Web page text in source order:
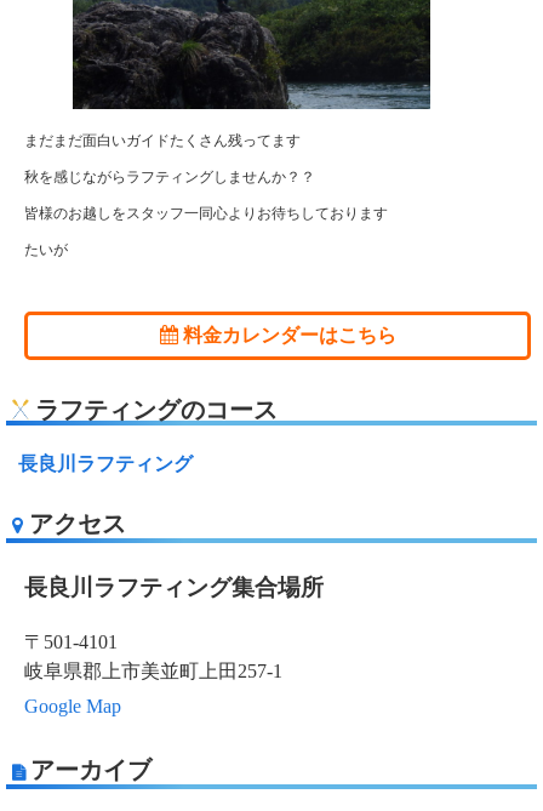
まだまだ面白いガイドたくさん残ってます
秋を感じながらラフティングしませんか？？
皆様のお越しをスタッフ一同心よりお待ちしております
たいが
料金カレンダーはこちら
ラフティングのコース
長良川ラフティング
アクセス
長良川ラフティング集合場所
〒501-4101
岐阜県郡上市美並町上田257-1
Google Map
アーカイブ